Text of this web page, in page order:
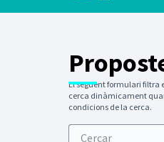
El següent formulari filtra
cerca dinàmicament
condicions de la cerca.